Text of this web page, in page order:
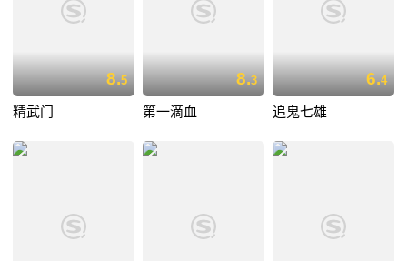
8.5
精武门
8.3
第一滴血
6.4
追鬼七雄